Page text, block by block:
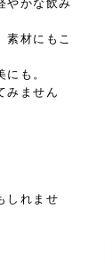
やかな飲み
素材にもこ
も。
みません
しれませ